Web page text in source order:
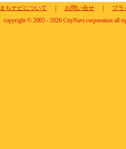
まちナビについて お問い合せ｜
プラ
copyright © 2005 - 2026 CityNavi corporation all